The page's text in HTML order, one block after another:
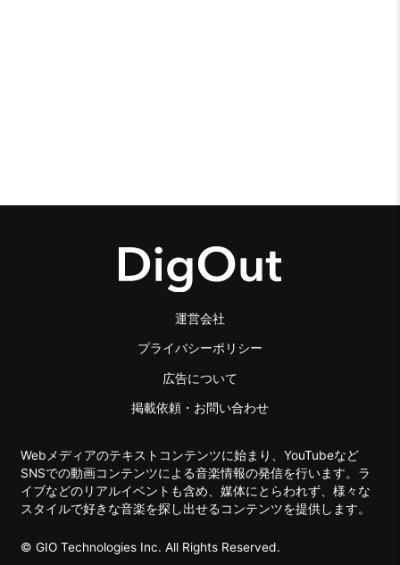
運営会社
プライバシーポリシー
広告について
掲載依頼・お問い合わせ
Webメディアのテキストコンテンツに始まり、YouTubeなど
SNSでの動画コンテンツによる音楽情報の発信を行います。ラ
イブなどのリアルイベントも含め、媒体にとらわれず、様々な
スタイルで好きな音楽を探し出せるコンテンツを提供します。
© GIO Technologies Inc. All Rights Reserved.